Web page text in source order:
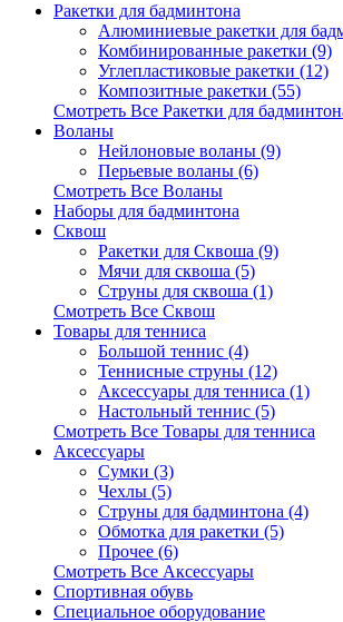
Ракетки для бадминтона
Алюминиевые ракетки для
Комбинированные ракетки (9)
Углепластиковые ракетки (12)
Композитные ракетки (55)
Смотреть Все Ракетки для
Воланы
Нейлоновые воланы (9)
Перьевые воланы (6)
Смотреть Все Воланы
Наборы для бадминтона
Сквош
Ракетки для Сквоша (9)
Мячи для сквоша (5)
Cтруны для сквоша (1)
Смотреть Все Сквош
Товары для тенниса
Большой теннис (4)
Теннисные струны (12)
Аксессуары для тенниса (1)
Настольный теннис (5)
Смотреть Все Товары для тенниса
Аксессуары
Сумки (3)
Чехлы (5)
Струны для бадминтона (4)
Обмотка для ракетки (5)
Прочее (6)
Смотреть Все Аксессуары
Спортивная обувь
Специальное оборудование